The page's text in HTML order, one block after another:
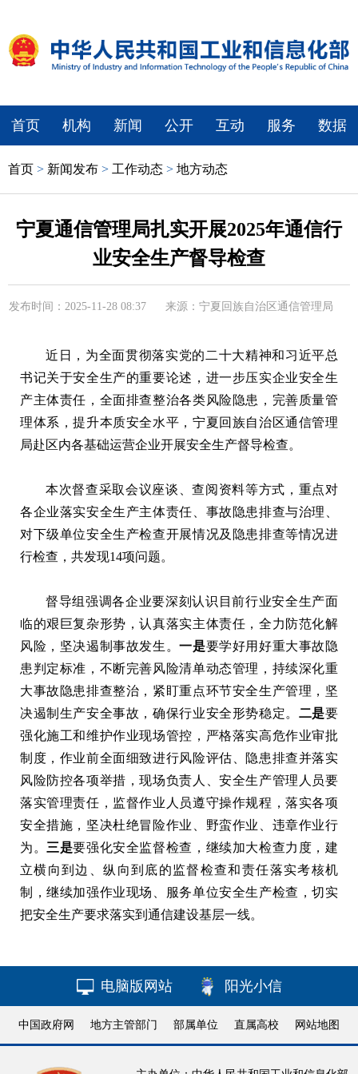
首页 机构 新闻 公开 互动 服务 数据
首页 > 新闻发布 > 工作动态 > 地方动态
宁夏通信管理局扎实开展2025年通信行
业安全生产督导检查
发布时间：2025-11-28 08:37 来源：宁夏回族自治区通信管理局
近日，为全面贯彻落实党的二十大精神和习近平总
书记关于安全生产的重要论述，进一步压实企业安全生
产主体责任，全面排查整治各类风险隐患，完善质量管
理体系，提升本质安全水平，宁夏回族自治区通信管理
局赴区内各基础运营企业开展安全生产督导检查。
本次督查采取会议座谈、查阅资料等方式，重点对
各企业落实安全生产主体责任、事故隐患排查与治理、
对下级单位安全生产检查开展情况及隐患排查等情况进
行检查，共发现14项问题。
督导组强调各企业要深刻认识目前行业安全生产面
临的艰巨复杂形势，认真落实主体责任，全力防范化解
风险，坚决遏制事故发生。一是要学好用好重大事故隐
患判定标准，不断完善风险清单动态管理，持续深化重
大事故隐患排查整治，紧盯重点环节安全生产管理，坚
决遏制生产安全事故，确保行业安全形势稳定。 二是要
强化施工和维护作业现场管控，严格落实高危作业审批
制度，作业前全面细致进行风险评估、隐患排查并落实
风险防控各项举措，现场负责人、安全生产管理人员要
落实管理责任，监督作业人员遵守操作规程，落实各项
安全措施，坚决杜绝冒险作业、野蛮作业、违章作业行
为。 三是要强化安全监督检查，继续加大检查力度，建
立横向到边、纵向到底的监督检查和责任落实考核机
制，继续加强作业现场、服务单位安全生产检查，切实
把安全生产要求落实到通信建设基层一线。
电脑版网站 阳光小信
中国政府网 地方主管部门 部属单位 直属高校 网站地图